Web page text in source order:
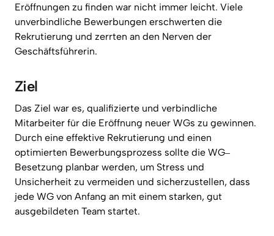
Eröffnungen zu finden war nicht immer leicht.
unverbindliche Bewerbungen erschwerten
Rekrutierung und zerrten an den Nerven
Geschäftsführerin.
Ziel
Das Ziel war es, qualifizierte und
Mitarbeiter für die Eröffnung neuer WGs zu
Durch eine effektive Rekrutierung und
optimierten Bewerbungsprozess sollte die WG‒
Besetzung planbar werden, um Stress
Unsicherheit zu vermeiden und sicherzustellen,
jede WG von Anfang an mit einem starken,
ausgebildeten Team startet.